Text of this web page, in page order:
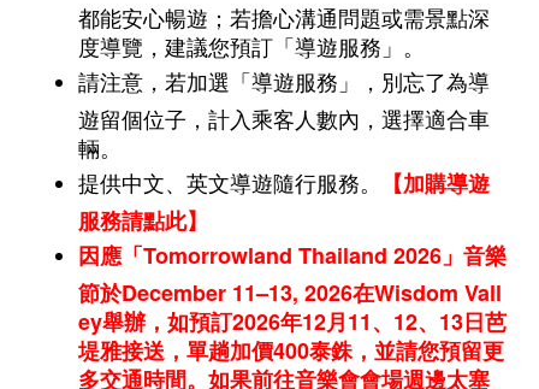
都能安心暢遊；若擔心溝通問題或需景點深
度導覽，建議您預訂「導遊服務」。
請注意，若加選「導遊服務」，別忘了為導
遊留個位子，計入乘客人數內，選擇適合車
輛。
提供中文、英文導遊隨行服務。 【加購導遊
服務請點此】
因應「Tomorrowland Thailand 2026」音樂
節於December 11–13, 2026在Wisdom Vall
ey舉辦，如預訂2026年12月11、12、13日芭
堤雅接送，單趟加價400泰銖，並請您預留更
多交通時間。如果前往音樂會會場週邊太塞